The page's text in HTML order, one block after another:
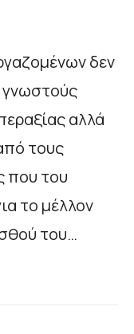
δεν
γνωστούς
αλλά
τους
που του
το μέλλον
του…